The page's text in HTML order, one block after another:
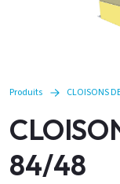
Produits CLOISONS
84/48